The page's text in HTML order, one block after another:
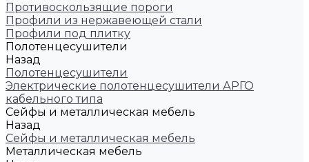
Противоскользящие пороги
Профили из нержавеющей стали
Профили под плитку
Полотенцесушители
Назад
Полотенцесушители
Электрические полотенцесушители АРГО
кабельного типа
Сейфы и металлическая мебель
Назад
Сейфы и металлическая мебель
Металлическая мебель